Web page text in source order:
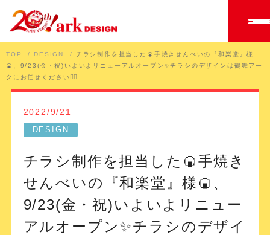
TOP DESIGN
チラシ制作を担当した🍘手焼きせんべいの『和楽堂』様
🍘、9/23(金・祝)いよいよリニューアルオープン✨チラシのデザインは鶴舞アー
クにお任せください🙇‍♀️
2022/9/21
DESIGN
チラシ制作を担当した🍘手焼き
せんべいの『和楽堂』様🍘、
9/23(金・祝)いよいよリニュー
アルオープン✨チラシのデザイ